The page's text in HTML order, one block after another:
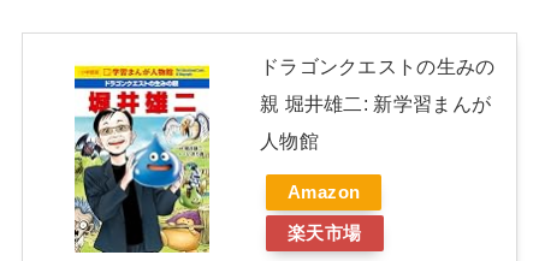
ドラゴンクエストの生みの
親 堀井雄二: 新学習まんが
人物館
Amazon
楽天市場